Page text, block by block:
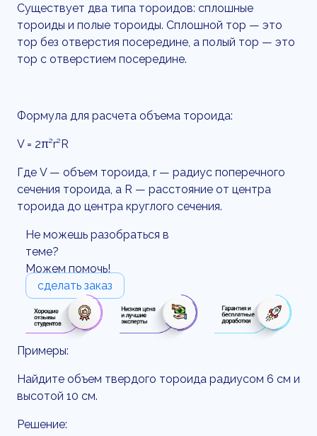
Существует два типа тороидов: сплошные
тороиды и полые тороиды. Сплошной тор — это
тор без отверстия посередине, а полый тор — это
тор с отверстием посередине.
Формула для расчета объема тороида:
V = 2π²r²R
Где V — объем тороида, r — радиус поперечного
сечения тороида, а R — расстояние от центра
тороида до центра круглого сечения.
Не можешь разобраться в
теме?
Можем помочь!
сделать заказ
Примеры:
Найдите объем твердого тороида радиусом 6 см и
высотой 10 см.
Решение: